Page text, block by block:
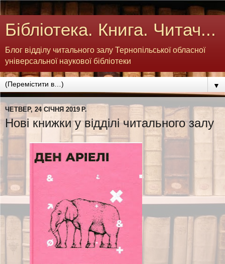
Бібліотека. Книга. Читач...
Блог відділу читального залу Тернопільської обласної
універсальної наукової бібліотеки
▼
ЧЕТВЕР, 24 СІЧНЯ 2019 Р.
Нові книжки у відділі читального залу